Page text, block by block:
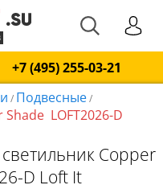
+7 (495) 255-03-21
/ Подвесные/
LOFT2026-D
Copper
D Loft It